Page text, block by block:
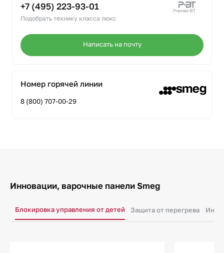
+7 (495) 223-93-01
Подобрать технику класса люкс
Написать на почту
Номер горячей линии
8 (800) 707-00-29
Инновации, варочные панели Smeg
Блокировка управления от детей Защита от перегрева